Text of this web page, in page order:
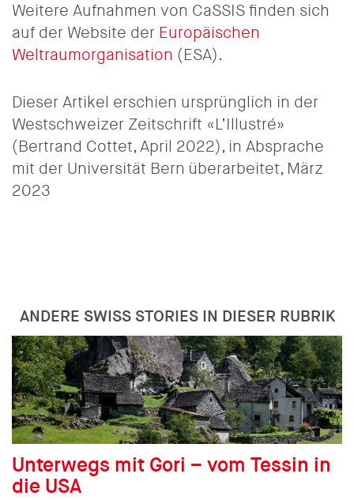
Weitere Aufnahmen von CaSSIS finden sich
auf der Website der Europäischen
Weltraumorganisation (ESA).
Dieser Artikel erschien ursprünglich in der
Westschweizer Zeitschrift «L’Illustré»
(Bertrand Cottet, April 2022), in Absprache
mit der Universität Bern überarbeitet, März
2023
ANDERE SWISS STORIES IN DIESER RUBRIK
Unterwegs mit Gori – vom Tessin in
die USA